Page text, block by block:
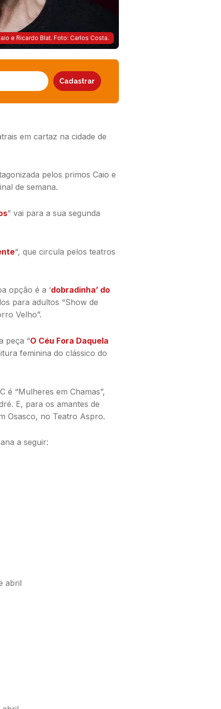
e Ricardo Blat. Foto: Carlos Costa.
em cartaz na cidade de
pelos primos Caio e
de semana.
” vai para a sua segunda
“, que circula pelos teatros
opção é a ‘dobradinha’ do
para adultos “Show de
Velho”.
peça “O Céu Fora Daquela
feminina do clássico do
é “Mulheres em Chamas”,
E, para os amantes de
Osasco, no Teatro Aspro.
a seguir:
abril